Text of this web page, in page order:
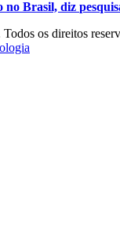
no Brasil, diz
os direitos